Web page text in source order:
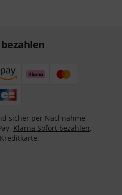
sicher per Nachnahme,
Klarna Sofort bezahlen,